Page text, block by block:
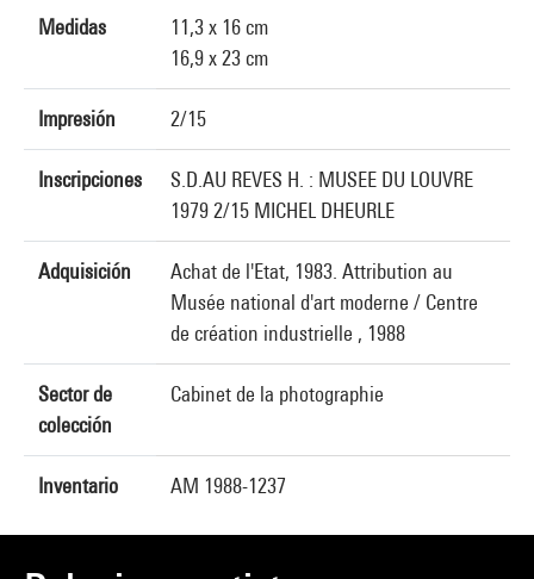
Medidas
11,3 x 16 cm
16,9 x 23 cm
Impresión 2/15
Inscripciones
S.D.AU REVES H. : MUSEE DU LOUVRE
1979 2/15 MICHEL DHEURLE
Adquisición
Achat de l'Etat, 1983. Attribution au
Musée national d'art moderne / Centre
de création industrielle , 1988
Sector de
colección
Cabinet de la photographie
Inventario AM 1988-1237